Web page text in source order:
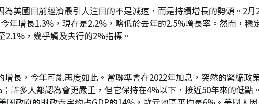
為美國目前經濟最引人注目的不是減速，而是持續增長的勢頭。2
年增長1.3%，現在是2.2%，略低於去年的2.5%增長率。然而，
，幾乎觸及央行的2%指標。
長，今年可能再度如此。當聯準會在2022年加息，突然的緊縮政
許多人都認為會更嚴重，但它保持在4%以下，接近50年來的低點